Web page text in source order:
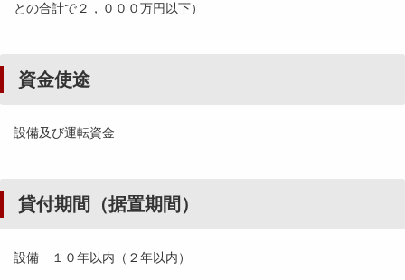
との合計で２，０００万円以下）
資金使途
設備及び運転資金
貸付期間（据置期間）
設備 １０年以内（２年以内）